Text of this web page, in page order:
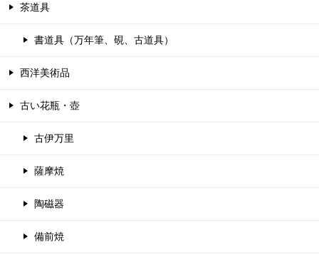
茶道具
書道具（万年筆、硯、古道具）
西洋美術品
古い花瓶・壺
古伊万里
薩摩焼
陶磁器
備前焼